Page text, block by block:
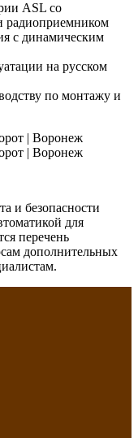
ASL со
радиоприемником
с динамическим
на русском
по монтажу и
и безопасности
для
перечень
дополнительных